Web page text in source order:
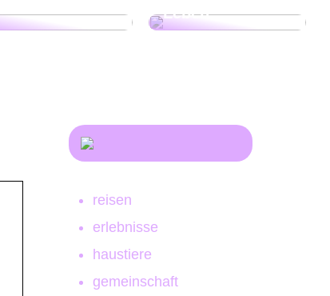
Leben!
reisen
erlebnisse
haustiere
gemeinschaft